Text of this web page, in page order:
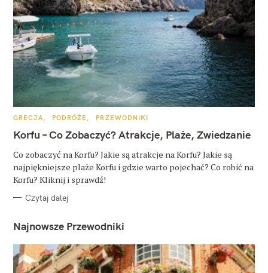
K
T
E
O
R
I
GRECJA PODRÓŻE PRZEWODNIKI
Korfu – Co Zobaczyć? Atrakcje, Plaże, Zwiedzanie
Co zobaczyć na Korfu? Jakie są atrakcje na Korfu? Jakie są
najpiękniejsze plaże Korfu i gdzie warto pojechać? Co robić na
Korfu? Kliknij i sprawdź!
Czytaj dalej
Najnowsze Przewodniki